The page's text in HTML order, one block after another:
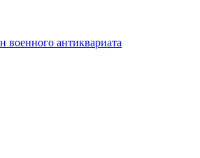
военного антиквариата